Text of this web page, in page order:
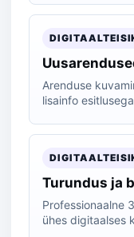
Arenduse
lisainfo
Turundus ja
Professionaalne
ühes digitaalses